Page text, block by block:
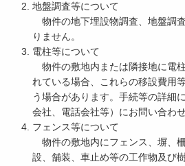
地盤調査等について
物件の地下埋設物調査、地盤調
りません。
電柱等について
物件の敷地内または隣接地に電
れている場合、これらの移設費用
う場合があります。手続等の詳細
会社、電話会社等）にお問い合わせ
フェンス等について
物件の敷地内にフェンス、塀、
設、舗装、車止め等の工作物及び